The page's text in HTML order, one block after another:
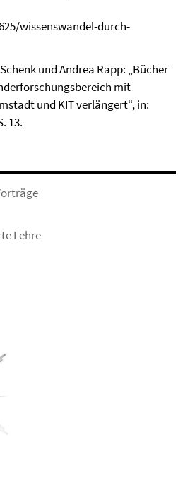
wissenswandel-durch-
und Andrea Rapp: „Bücher
mit
und KIT verlängert“, in:
13.
Lehre